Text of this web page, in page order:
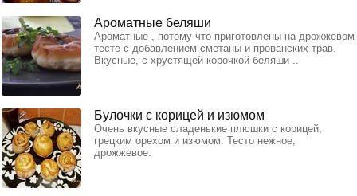
Ароматные беляши
Ароматные , потому что приготовлены на дрожжевом
тесте с добавлением сметаны и прованских трав.
Вкусные, с хрустящей корочкой беляши ..
Булочки с корицей и изюмом
Очень вкусные сладенькие плюшки с корицей,
грецким орехом и изюмом. Тесто нежное,
дрожжевое.